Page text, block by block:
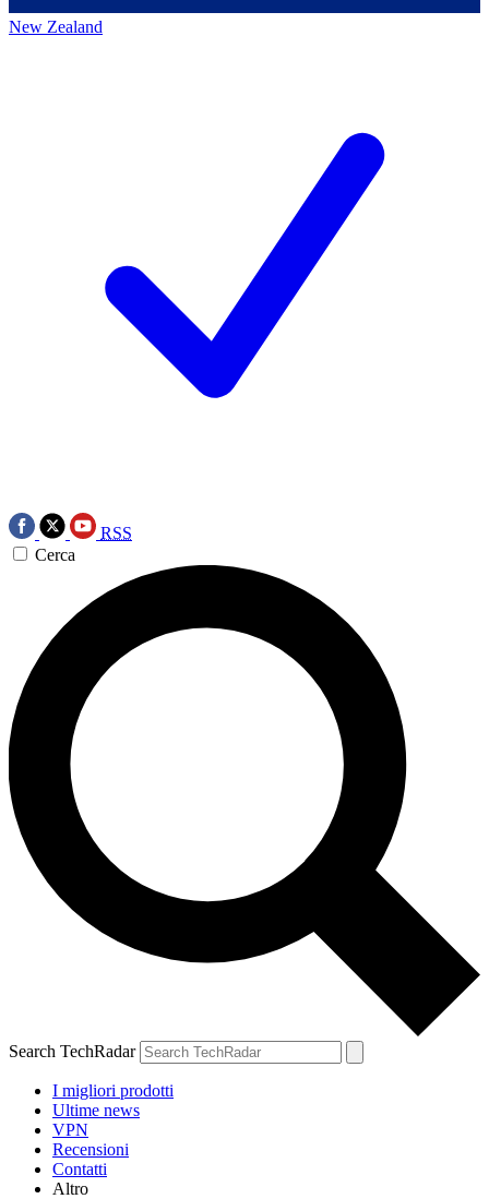
New Zealand
RSS
Cerca
Search TechRadar
I migliori prodotti
Ultime news
VPN
Recensioni
Contatti
Altro